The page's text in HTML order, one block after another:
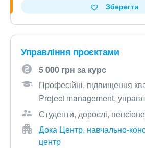
Зберегти
Управління проєктами
5 000 грн за курс
Професійні, підвищення
Project management,
Студенти, дорослі,
Дока Центр, навчально-
центр